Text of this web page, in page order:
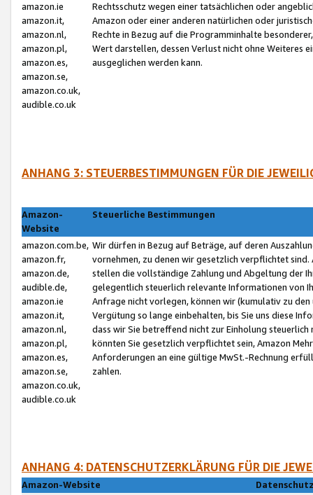
amazon.ie
amazon.it,
amazon.nl,
amazon.pl,
amazon.es,
amazon.se,
amazon.co.uk,
audible.co.uk
Rechtsschutz wegen einer tatsächlichen oder
Amazon oder einer anderen natürlichen oder
Rechte in Bezug auf die Programminhalte
Wert darstellen, dessen Verlust nicht ohne Weiteres
ausgeglichen werden kann.
ANHANG 3: STEUERBESTIMMUNGEN FÜR DIE
Amazon-
Website
Steuerliche Bestimmungen
amazon.com.be,
amazon.fr,
amazon.de,
audible.de,
amazon.ie
amazon.it,
amazon.nl,
amazon.pl,
amazon.es,
amazon.se,
amazon.co.uk,
audible.co.uk
Wir dürfen in Bezug auf Beträge, auf deren
vornehmen, zu denen wir gesetzlich verpflichtet
stellen die vollständige Zahlung und Abgeltung der
gelegentlich steuerlich relevante Informationen von
Anfrage nicht vorlegen, können wir (kumulativ zu
Vergütung so lange einbehalten, bis Sie uns diese
dass wir Sie betreffend nicht zur Einholung
könnten Sie gesetzlich verpflichtet sein, Amazon
Anforderungen an eine gültige MwSt.-Rechnung
zahlen.
ANHANG 4: DATENSCHUTZERKLÄRUNG FÜR DIE
Amazon-Website